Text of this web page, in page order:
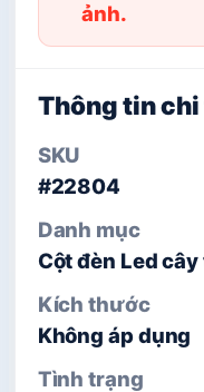
ảnh.
Thông tin
SKU
#22804
Danh mục
Cột đèn Led
Kích thước
Không áp dụng
Tình trạng